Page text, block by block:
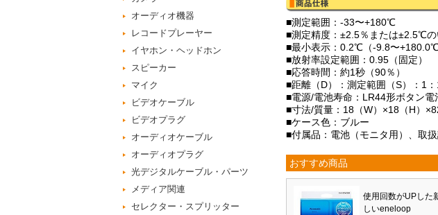
オーディオ機器
レコードプレーヤー
イヤホン・ヘッドホン
スピーカー
マイク
ビデオケーブル
ビデオプラグ
オーディオケーブル
オーディオプラグ
光デジタルケーブル・パーツ
メディア関連
セレクター・スプリッター
■測定範囲：-33〜+180℃
■測定精度：±2.5％または±2.5℃
■最小表示：0.2℃（-9.8〜
■放射率設定範囲：0.95（固定）
■応答時間：約1秒（90％）
■距離（D）：測定範囲（S）：1：
■電源/電池寿命：LR44形ボタン電
■寸法/質量：18（W）×18（H）
■ケース色：ブルー
■付属品：電池（モニタ用）、取
おすすめ商品
使用回数がUPした
しいeneloop